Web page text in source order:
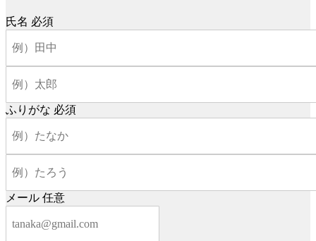
氏名 必須
ふりがな 必須
メール 任意